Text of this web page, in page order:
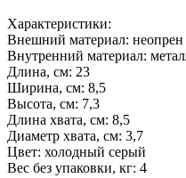
Характеристики:
Внешний материал: неопрен
Внутренний материал:
Длина, см: 23
Ширина, см: 8,5
Высота, см: 7,3
Длина хвата, см: 8,5
Диаметр хвата, см: 3,7
Цвет: холодный серый
Вес без упаковки, кг: 4